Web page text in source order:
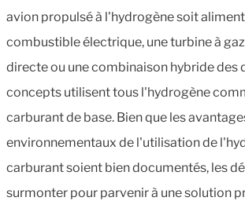
avion propulsé à l'hydrogène soit
combustible électrique, une turbine à
directe ou une combinaison hybride des
concepts utilisent tous l'hydrogène
carburant de base. Bien que les
environnementaux de l'utilisation de
carburant soient bien documentés, les
surmonter pour parvenir à une solution